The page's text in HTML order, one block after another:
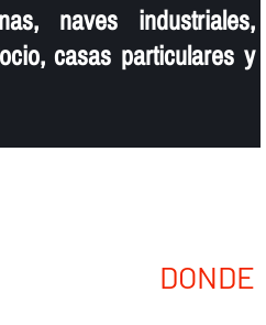
naves industriales,
casas particulares y
DONDE